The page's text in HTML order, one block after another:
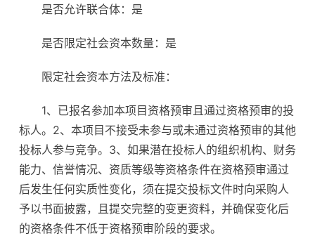
是否允许联合体：是
是否限定社会资本数量：是
限定社会资本方法及标准：
1、已报名参加本项目资格预审且通过资格预审的投
标人。2、本项目不接受未参与或未通过资格预审的其他
投标人参与竞争。3、如果潜在投标人的组织机构、财务
能力、信誉情况、资质等级等资格条件在资格预审通过
后发生任何实质性变化，须在提交投标文件时向采购人
予以书面披露，且提交完整的变更资料，并确保变化后
的资格条件不低于资格预审阶段的要求。